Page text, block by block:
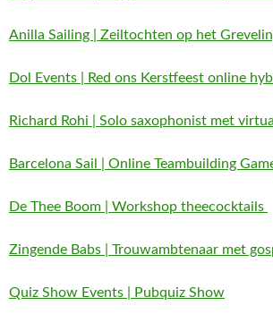
Anilla Sailing | Zeiltochten op het
Dol Events | Red ons Kerstfeest online
Richard Rohi | Solo saxophonist met
Barcelona Sail | Online Teambuilding
De Thee Boom | Workshop theecocktails
Zingende Babs | Trouwambtenaar met
Quiz Show Events | Pubquiz Show